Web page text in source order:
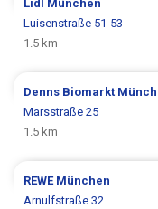
Lidl
München
Luisenstraße 51-53
1.5 km
Denns Biomarkt
Marsstraße 25
1.5 km
REWE München
Arnulfstraße 32